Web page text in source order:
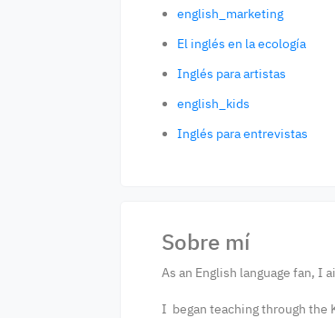
english_marketing
El inglés en la ecología
Inglés para artistas
english_kids
Inglés para entrevistas
Sobre mí
As an English language fan, I
I began teaching through the